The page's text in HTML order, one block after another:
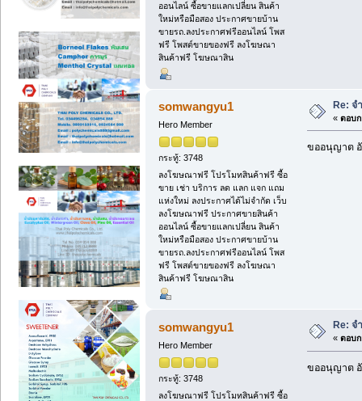
ออนไลน์ ซื้อขายแลกเปลี่ยน สินค้า
ใหม่หรือมือสอง ประกาศขายบ้าน
ขายรถ.ลงประกาศฟรีออนไลน์ โพส
ฟรี โพสต์ขายของฟรี ลงโฆษณา
สินค้าฟรี โฆษณาสิน
somwangyu1
Hero Member
กระทู้: 3748
ลงโฆษณาฟรี โปรโมทสินค้าฟรี ซื้อ
ขาย เช่า บริการ ลด แลก แจก แถม
แห่งใหม่ ลงประกาศได้ไม่จำกัด เว็บ
ลงโฆษณาฟรี ประกาศขายสินค้า
ออนไลน์ ซื้อขายแลกเปลี่ยน สินค้า
ใหม่หรือมือสอง ประกาศขายบ้าน
ขายรถ.ลงประกาศฟรีออนไลน์ โพส
ฟรี โพสต์ขายของฟรี ลงโฆษณา
สินค้าฟรี โฆษณาสิน
Re: จ
« ตอบก
ขออนุญาต
somwangyu1
Hero Member
กระทู้: 3748
ลงโฆษณาฟรี โปรโมทสินค้าฟรี ซื้อ
Re: จ
« ตอบก
ขออนุญาต